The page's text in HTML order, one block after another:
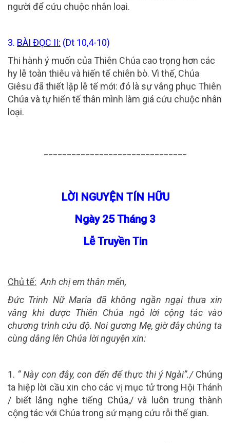
người để cứu chuộc nhân loại.
3. BÀI ĐỌC II: (Dt 10,4-10)
Thi hành ý muốn của Thiên Chúa cao trọng hơn các
hy lễ toàn thiêu và hiến tế chiên bò. Vì thế, Chúa
Giêsu đã thiết lập lễ tế mới: đó là sự vâng phục Thiên
Chúa và tự hiến tế thân mình làm giá cứu chuộc nhân
loại.
LỜI NGUYỆN TÍN HỮU
Ngày 25 Tháng 3
Lễ Truyền Tin
Chủ tế: Anh chị em thân mến,
Đức Trinh Nữ Maria đã không ngần ngại thưa xin
vâng khi được Thiên Chúa ngỏ lời cộng tác vào
chương trình cứu độ. Noi gương Mẹ, giờ đây chúng ta
cùng dâng lên Chúa lời nguyện xin:
1. “ Này con đây, con đến để thực thi ý Ngài”./Chúng
ta hiệp lời cầu xin cho các vị mục tử trong Hội Thánh
/ biết lắng nghe tiếng Chúa,/ và luôn trung thành
cộng tác với Chúa trong sứ mạng cứu rỗi thế gian.